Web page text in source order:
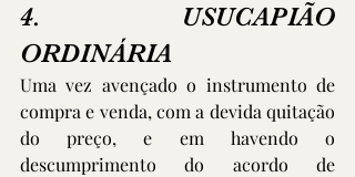
4.      USUCAPIÃO
ORDINÁRIA
Uma vez avençado o instrumento de
compra e venda, com a devida quitação
do preço, e em havendo o
descumprimento do acordo de